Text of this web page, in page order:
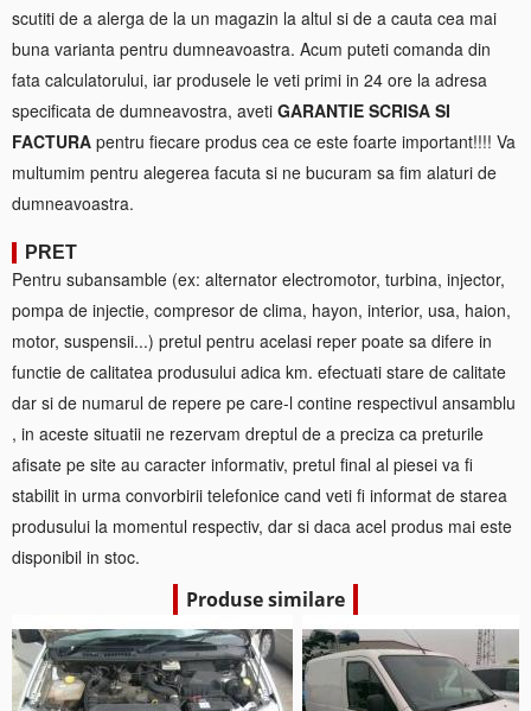
scutiti de a alerga de la un magazin la altul si de a cauta cea mai
buna varianta pentru dumneavoastra. Acum puteti comanda din
fata calculatorului, iar produsele le veti primi in 24 ore la adresa
specificata de dumneavostra, aveti GARANTIE SCRISA SI
FACTURA pentru fiecare produs cea ce este foarte important!!!! Va
multumim pentru alegerea facuta si ne bucuram sa fim alaturi de
dumneavoastra.
PRET
Pentru subansamble (ex: alternator electromotor, turbina, injector,
pompa de injectie, compresor de clima, hayon, interior, usa, haion,
motor, suspensii...) pretul pentru acelasi reper poate sa difere in
functie de calitatea produsului adica km. efectuati stare de calitate
dar si de numarul de repere pe care-l contine respectivul ansamblu
, in aceste situatii ne rezervam dreptul de a preciza ca preturile
afisate pe site au caracter informativ, pretul final al piesei va fi
stabilit in urma convorbirii telefonice cand veti fi informat de starea
produsului la momentul respectiv, dar si daca acel produs mai este
disponibil in stoc.
Produse similare